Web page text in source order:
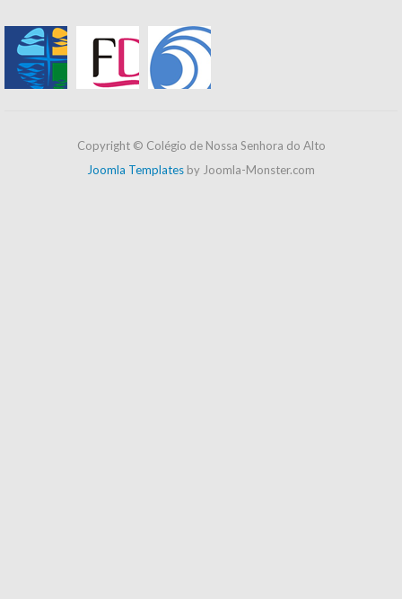
Copyright © Colégio de Nossa Senhora do Alto
Joomla Templates by Joomla-Monster.com